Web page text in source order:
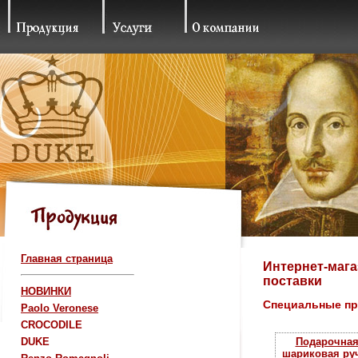
Главная страница
НОВИНКИ
Paolo Veronese
CROCODILE
DUKE
Интернет-
поставки
Специальные
Подарочная
шариковая